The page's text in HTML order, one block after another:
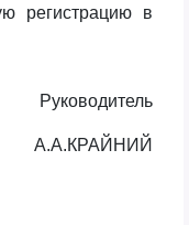
регистрацию в
Руководитель
А.А.КРАЙНИЙ